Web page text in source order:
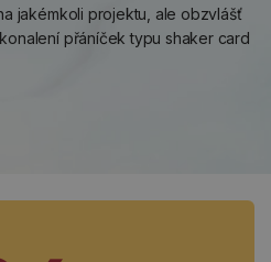
jakémkoli projektu, ale obzvlášť
přáníček typu shaker card